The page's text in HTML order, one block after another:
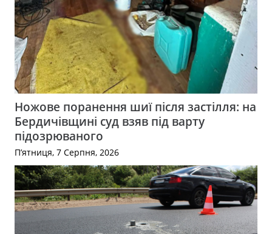
Ножове поранення шиї після застілля: на
Бердичівщині суд взяв під варту
підозрюваного
П’ятниця, 7 Серпня, 2026